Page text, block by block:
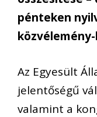
pénteken
Az Egyesült
jelentőségű
valamint a